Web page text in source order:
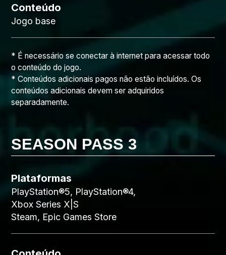
Conteúdo
Jogo base
* É necessário se conectar à internet para acessar todo
o conteúdo do jogo.
* Conteúdos adicionais pagos não estão incluídos. Os
conteúdos adicionais devem ser adquiridos
separadamente.
SEASON PASS 3
Plataformas
PlayStation®5, PlayStation®4,
Xbox Series X|S
Steam, Epic Games Store